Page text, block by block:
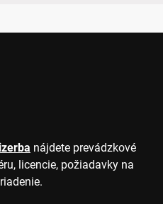
nájdete prevádzkové
licencie, požiadavky na